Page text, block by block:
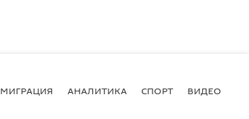
МИГРАЦИЯ АНАЛИТИКА СПОРТ ВИДЕО